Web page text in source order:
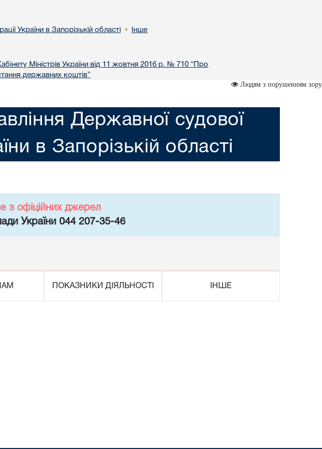
України в Запорізькій області • Інше
Міністрів України від 11 жовтня 2016 р. № 710 “Про
державних коштів”
Людям з порушенням зору
Державної судової
в Запорізькій області
з офіційних джерел
України 044 207-35-46
ПОКАЗНИКИ ДІЯЛЬНОСТІ ІНШЕ